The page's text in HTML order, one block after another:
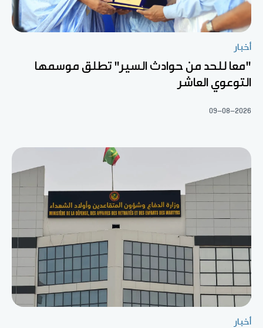
أخبار
"معا للحد من حوادث السير" تطلق موسمها
التوعوي العاشر
09-08-2026
أخبار